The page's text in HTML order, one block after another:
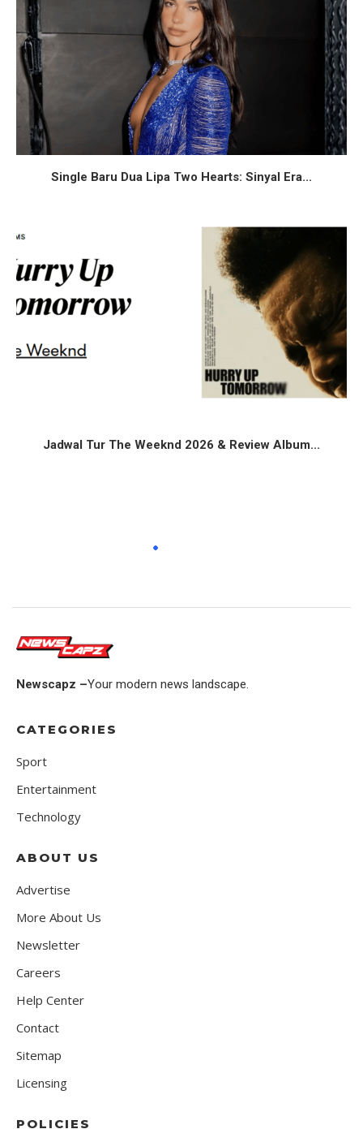
Single Baru Dua Lipa Two Hearts: Sinyal Era...
Jadwal Tur The Weeknd 2026 & Review Album...
Newscapz –Your modern news landscape.
CATEGORIES
Sport
Entertainment
Technology
ABOUT US
Advertise
More About Us
Newsletter
Careers
Help Center
Contact
Sitemap
Licensing
POLICIES